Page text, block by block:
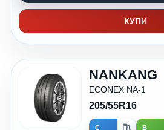
КУПИ
NANKANG
ECONEX NA-1
205/55R16
C B